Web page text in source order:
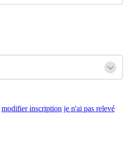
modifier inscription je n'ai pas relevé